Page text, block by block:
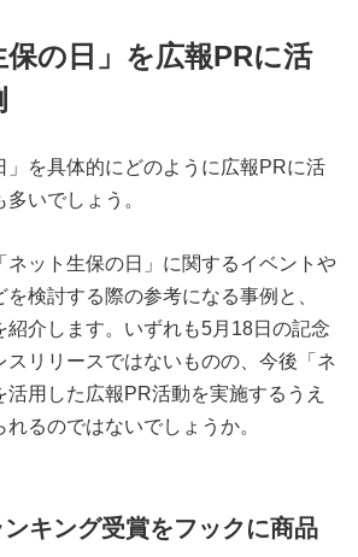
保の日」を広報PRに活
」を具体的にどのように広報PRに活
いでしょう。
ネット生保の日」に関するイベントや
検討する際の参考になる事例と、
紹介します。いずれも5月18日の記念
スリリースではないものの、今後「ネ
活用した広報PR活動を実施するうえ
るのではないでしょうか。
キング受賞をフックに商品